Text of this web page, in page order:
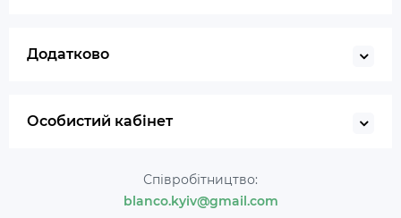
Додатково
Особистий кабінет
Співробітництво:
blanco.kyiv@gmail.com